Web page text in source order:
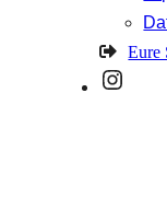
Eure